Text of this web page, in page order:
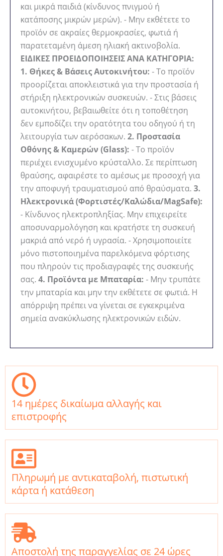
και μικρά παιδιά (κίνδυνος πνιγμού ή
κατάποσης μικρών μερών). - Μην εκθέτετε το
προϊόν σε ακραίες θερμοκρασίες, φωτιά ή
παρατεταμένη άμεση ηλιακή ακτινοβολία.
ΕΙΔΙΚΕΣ ΠΡΟΕΙΔΟΠΟΙΗΣΕΙΣ ΑΝΑ ΚΑΤΗΓΟΡΙΑ:
1. Θήκες & Βάσεις Αυτοκινήτου: - Το προϊόν
προορίζεται αποκλειστικά για την προστασία ή
στήριξη ηλεκτρονικών συσκευών. - Στις βάσεις
αυτοκινήτου, βεβαιωθείτε ότι η τοποθέτηση
δεν εμποδίζει την ορατότητα του οδηγού ή τη
λειτουργία των αερόσακων. 2. Προστασία
Οθόνης & Καμερών (Glass): - Το προϊόν
περιέχει ενισχυμένο κρύσταλλο. Σε περίπτωση
θραύσης, αφαιρέστε το αμέσως με προσοχή για
την αποφυγή τραυματισμού από θραύσματα. 3.
Ηλεκτρονικά (Φορτιστές/Καλώδια/MagSafe):
- Κίνδυνος ηλεκτροπληξίας. Μην επιχειρείτε
αποσυναρμολόγηση και κρατήστε τη συσκευή
μακριά από νερό ή υγρασία. - Χρησιμοποιείτε
μόνο πιστοποιημένα παρελκόμενα φόρτισης
που πληρούν τις προδιαγραφές της συσκευής
σας. 4. Προϊόντα με Μπαταρία: - Μην τρυπάτε
την μπαταρία και μην την εκθέτετε σε φωτιά. Η
απόρριψη πρέπει να γίνεται σε εγκεκριμένα
σημεία ανακύκλωσης ηλεκτρονικών ειδών.
14 ημέρες δικαίωμα αλλαγής και
επιστροφής
Πληρωμή με αντικαταβολή, πιστωτική
κάρτα ή κατάθεση
Αποστολή της παραγγελίας σε 24 ώρες